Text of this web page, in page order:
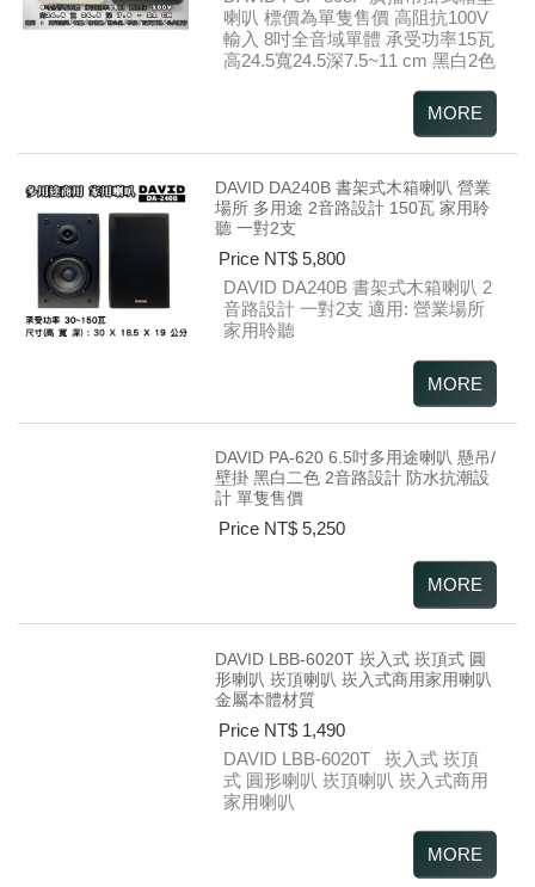
喇叭 標價為單隻售價 高阻抗100V
輸入 8吋全音域單體 承受功率15瓦
高24.5寬24.5深7.5~11 cm 黑白2色
DAVID DA240B 書架式木箱喇叭 營業
場所 多用途 2音路設計 150瓦 家用聆
聽 一對2支
Price NT$ 5,800
DAVID DA240B 書架式木箱喇叭 2
音路設計 一對2支 適用: 營業場所
家用聆聽
DAVID PA-620 6.5吋多用途喇叭 懸吊/
壁掛 黑白二色 2音路設計 防水抗潮設
計 單隻售價
Price NT$ 5,250
DAVID LBB-6020T 崁入式 崁頂式 圓
形喇叭 崁頂喇叭 崁入式商用家用喇叭
金屬本體材質
Price NT$ 1,490
DAVIDLBB-6020T 崁入式 崁頂
式圓形喇叭 崁頂喇叭 崁入式商用
家用喇叭